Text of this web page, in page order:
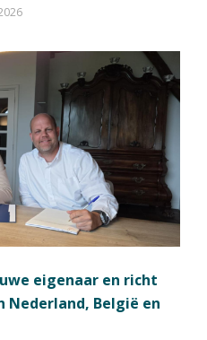
eigenaar en richt
Nederland, België en